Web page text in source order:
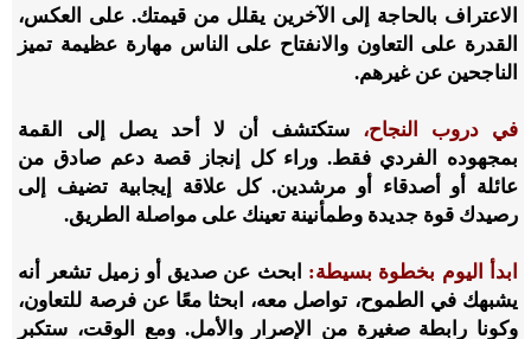
الاعتراف بالحاجة إلى الآخرين يقلل من قيمتك. على العكس،
القدرة على التعاون والانفتاح على الناس مهارة عظيمة تميز
الناجحين عن غيرهم.
في دروب النجاح، ستكتشف أن لا أحد يصل إلى القمة
بمجهوده الفردي فقط. وراء كل إنجاز قصة دعم صادق من
عائلة أو أصدقاء أو مرشدين. كل علاقة إيجابية تضيف إلى
رصيدك قوة جديدة وطمأنينة تعينك على مواصلة الطريق.
ابدأ اليوم بخطوة بسيطة: ابحث عن صديق أو زميل تشعر أنه
يشبهك في الطموح، تواصل معه، ابحثا معًا عن فرصة للتعاون،
وكونا رابطة صغيرة من الإصرار والأمل. ومع الوقت، ستكبر